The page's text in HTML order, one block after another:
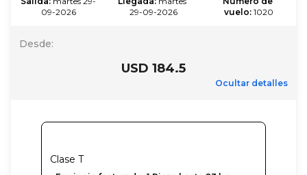
09-2026
29-09-2026
vuelo: 1020
Desde:
USD 184.5
Ocultar detalles
Clase T